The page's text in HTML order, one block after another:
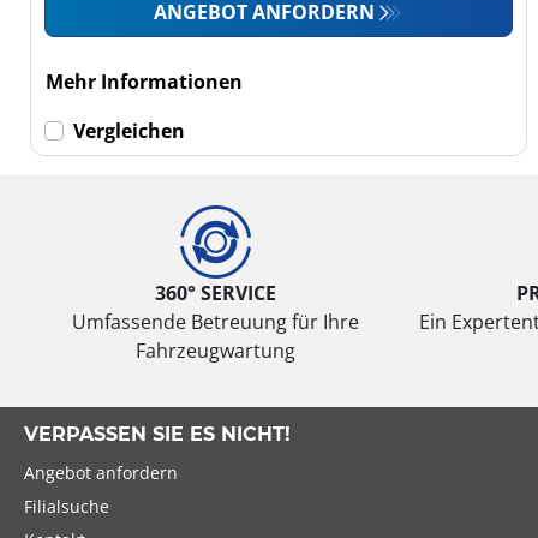
LKW (0)
Run-flat (mit
Notlaufeigenschaft)
Run-flat (mit
Notlaufeigenschaft)
Keine Run-flat (3)
ANGEBOT ANFORDERN
Mehr Informationen
Vergleichen
360° SERVICE
Umfassende Betreuung für Ihre
Fahrzeugwartung
Ein
VERPASSEN SIE ES NICHT!
Angebot anfordern
Filialsuche